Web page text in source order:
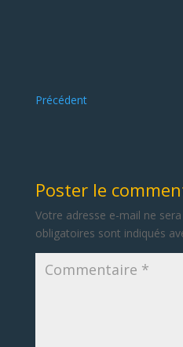
Précédent
Poster le
Votre adresse e-mail ne
obligatoires sont indiqués